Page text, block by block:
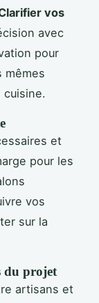
vos
avec
pour
mêmes
et
pour les
vos
sur la
du projet
artisans et